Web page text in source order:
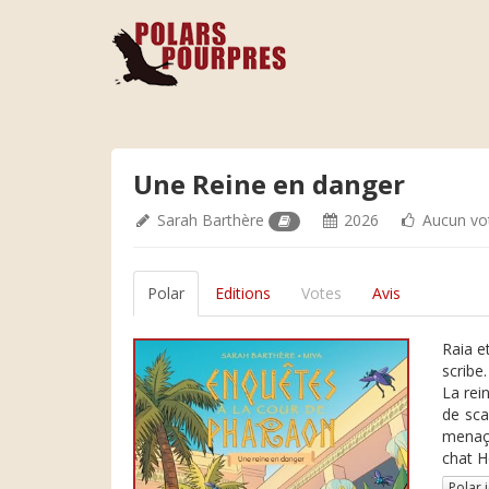
Une Reine en danger
Sarah Barthère 2026 Aucun
Polar Editions Votes Avis
Raia
La
de
chat